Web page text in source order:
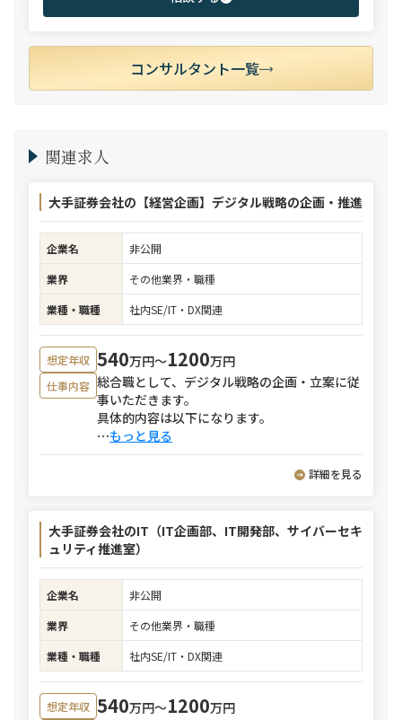
コンサルタント一覧
関連求人
大手証券会社の【経営企画】デジタル戦略の企画・推進
企業名
非公開
業界
その他業界・職種
業種・職種
社内SE/IT・DX関連
想定年収 540万円〜1200万円
仕事内容 総合職として、デジタル戦略の企画・立案に従
事いただきます。
具体的内容は以下になります。
⋯もっと見る
詳細を見る
大手証券会社のIT（IT企画部、IT開発部、サイバーセキ
ュリティ推進室）
企業名
非公開
業界
その他業界・職種
業種・職種
社内SE/IT・DX関連
想定年収 540万円〜1200万円